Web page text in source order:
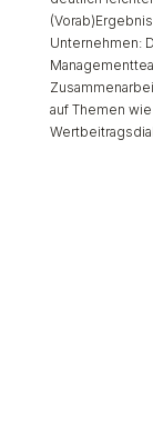
Unternehmen:
auf Themen